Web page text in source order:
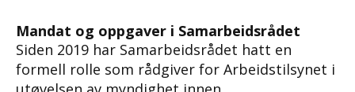
Mandat og oppgaver i Samarbeidsrådet
Siden 2019 har Samarbeidsrådet hatt en
formell rolle som rådgiver for Arbeidstilsynet i